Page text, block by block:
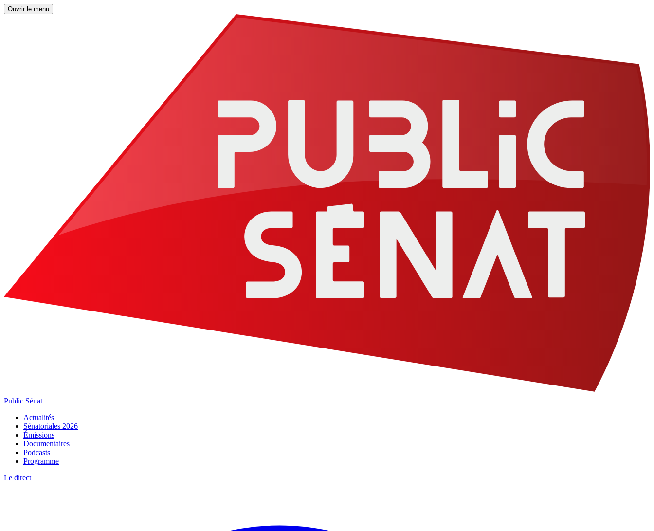
Ouvrir le menu
Public Sénat
Actualités
Sénatoriales 2026
Émissions
Documentaires
Podcasts
Programme
Le direct